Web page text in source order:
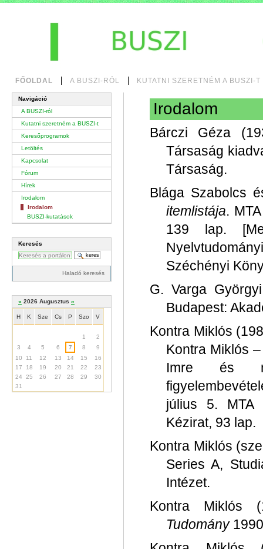
BekezdésekFŐOLDAL A BUSZI-RÓL KUTATNI SZERETNÉM A BUSZI-T
Navigáció
A BUSZI-ról
Kutatni szeretném a BUSZI-t
Keresőprogramok
Letöltés
Kapcsolat
Fórum
Hírek
Irodalom
Irodalom
BUSZI-kutatások
Keresés
Haladó keresés
« 2026 Augusztus »
H K Sze Cs P Szo V
1
2
3
4 5 6 7 8
9
10
11 12 13 14 15
16
17
18 19 20 21 22
23
24
25 26 27 28 29
30
31
Irodalom
Bárczi Géza
Társaság
Társaság.
Blága Szabolcs
itemlistája.
139 lap.
Széchényi
G. Varga
Budapest:
Kontra Miklós
Kontra Miklós
Imre és
július 5. MTA
Kézirat, 93 lap.
Kontra Miklós
Series A,
Intézet.
Kontra Miklós
Tudomány